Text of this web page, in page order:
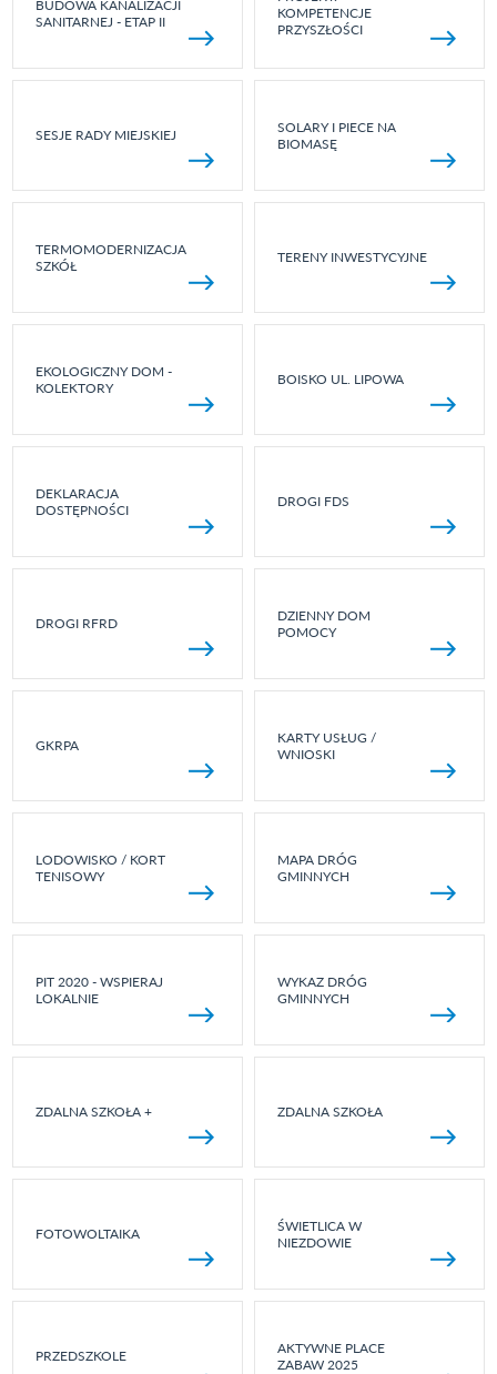
BUDOWA KANALIZACJI
SANITARNEJ - ETAP II
KOMPETENCJE
PRZYSZŁOŚCI
SESJE RADY MIEJSKIEJ
SOLARY I PIECE NA
BIOMASĘ
TERMOMODERNIZACJA
SZKÓŁ
TERENY INWESTYCYJNE
EKOLOGICZNY DOM -
KOLEKTORY
BOISKO UL. LIPOWA
DEKLARACJA
DOSTĘPNOŚCI
DROGI FDS
DROGI RFRD
DZIENNY DOM
POMOCY
GKRPA
KARTY USŁUG /
WNIOSKI
LODOWISKO / KORT
TENISOWY
MAPA DRÓG
GMINNYCH
PIT 2020 - WSPIERAJ
LOKALNIE
WYKAZ DRÓG
GMINNYCH
ZDALNA SZKOŁA + ZDALNA SZKOŁA
FOTOWOLTAIKA
ŚWIETLICA W
NIEZDOWIE
PRZEDSZKOLE
AKTYWNE PLACE
ZABAW 2025